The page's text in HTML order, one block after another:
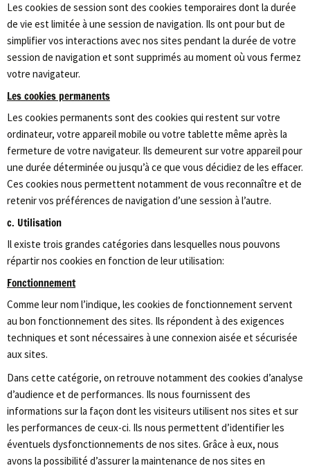
Les cookies de session sont des cookies temporaires dont la durée
de vie est limitée à une session de navigation. Ils ont pour but de
simplifier vos interactions avec nos sites pendant la durée de votre
session de navigation et sont supprimés au moment où vous fermez
votre navigateur.
Les cookies permanents
Les cookies permanents sont des cookies qui restent sur votre
ordinateur, votre appareil mobile ou votre tablette même après la
fermeture de votre navigateur. Ils demeurent sur votre appareil pour
une durée déterminée ou jusqu’à ce que vous décidiez de les effacer.
Ces cookies nous permettent notamment de vous reconnaître et de
retenir vos préférences de navigation d’une session à l’autre.
c. Utilisation
Il existe trois grandes catégories dans lesquelles nous pouvons
répartir nos cookies en fonction de leur utilisation:
Fonctionnement
Comme leur nom l’indique, les cookies de fonctionnement servent
au bon fonctionnement des sites. Ils répondent à des exigences
techniques et sont nécessaires à une connexion aisée et sécurisée
aux sites.
Dans cette catégorie, on retrouve notamment des cookies d’analyse
d’audience et de performances. Ils nous fournissent des
informations sur la façon dont les visiteurs utilisent nos sites et sur
les performances de ceux-ci. Ils nous permettent d’identifier les
éventuels dysfonctionnements de nos sites. Grâce à eux, nous
avons la possibilité d’assurer la maintenance de nos sites en